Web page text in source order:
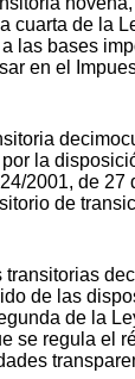
cuarta de la
las bases
en el
la
2001, de 27
de
de las
de la
se regula el